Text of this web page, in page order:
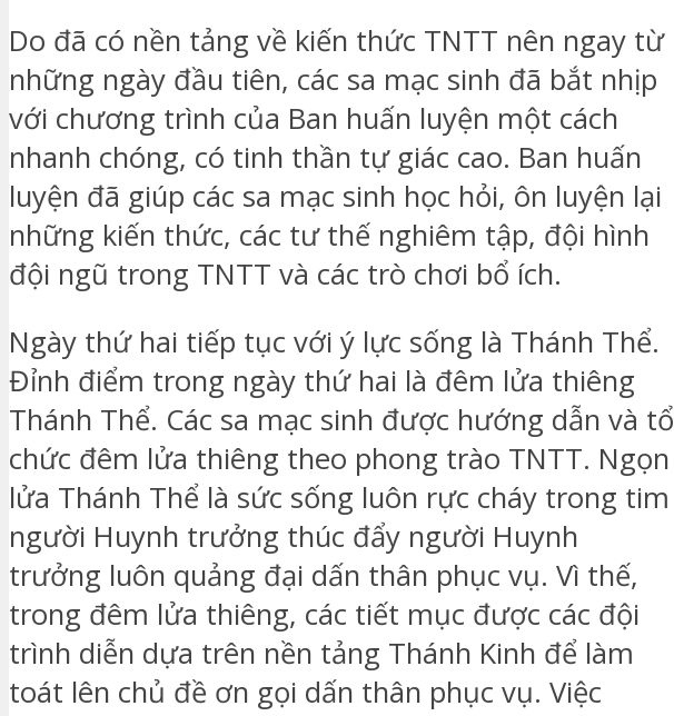
Do đã có nền tảng về kiến thức TNTT nên ngay từ
những ngày đầu tiên, các sa mạc sinh đã bắt nhịp
với chương trình của Ban huấn luyện một cách
nhanh chóng, có tinh thần tự giác cao. Ban huấn
luyện đã giúp các sa mạc sinh học hỏi, ôn luyện lại
những kiến thức, các tư thế nghiêm tập, đội hình
đội ngũ trong TNTT và các trò chơi bổ ích.
Ngày thứ hai tiếp tục với ý lực sống là Thánh Thể.
Đỉnh điểm trong ngày thứ hai là đêm lửa thiêng
Thánh Thể. Các sa mạc sinh được hướng dẫn và tổ
chức đêm lửa thiêng theo phong trào TNTT. Ngọn
lửa Thánh Thể là sức sống luôn rực cháy trong tim
người Huynh trưởng thúc đẩy người Huynh
trưởng luôn quảng đại dấn thân phục vụ. Vì thế,
trong đêm lửa thiêng, các tiết mục được các đội
trình diễn dựa trên nền tảng Thánh Kinh để làm
toát lên chủ đề ơn gọi dấn thân phục vụ. Việc